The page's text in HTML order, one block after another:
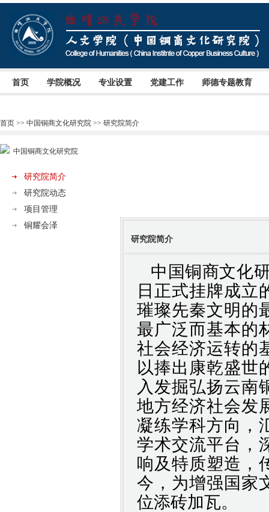
首页 学院概况 专业设置 党建工作 师德专题教育
首页 >> 中国铜商文化研究院 >> 研究院简介
中国铜商文化研究院
研究院简介
研究院动态
项目管理
铜耀会泽
研究院简介
中国铜商文化
日正式挂牌成立
璀璨先秦文明的
最广泛而基本的
社会经济运转的
以捧出康乾盛世
入发掘弘扬云南
地方经济社会发
凝练学科方向，
学术交流平台，
响及特质塑造，
今， 为增强国家
位添砖加瓦。